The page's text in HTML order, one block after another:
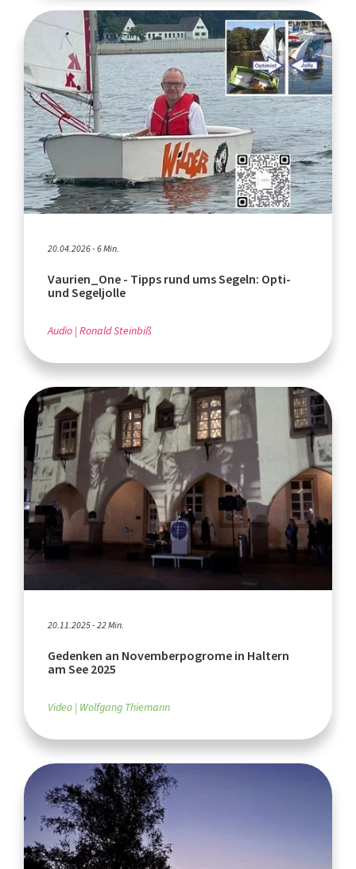
20.04.2026 - 6 Min.
Vaurien_One - Tipps rund ums Segeln: Opti-
und Segeljolle
Audio Ronald Steinbiß
20.11.2025 - 22 Min.
Gedenken an Novemberpogrome in Haltern
am See 2025
Video Wolfgang Thiemann